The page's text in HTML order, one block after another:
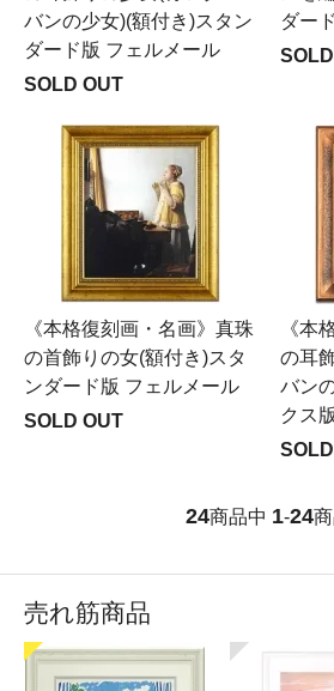
バンの少女)(額付き)スタン
ダード版 フェルメール
SOLD OUT
ダー
《本格復刻画・名画》真珠
の首飾りの女(額付き)スタ
ンダード版 フェルメール
SOLD OUT
《本
の耳
バン
クス
24商品中 1-24
売れ筋商品